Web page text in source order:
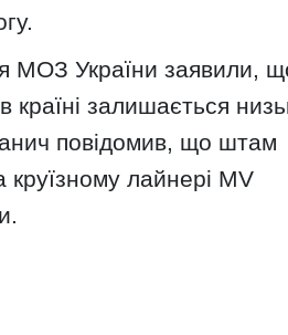
МОЗ України заявили,
країні залишається
повідомив, що штам
круїзному лайнері MV